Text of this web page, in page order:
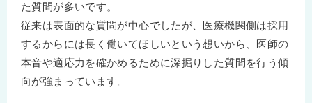
た質問が多いです。
従来は表面的な質問が中心でしたが、医療機関側は採用
するからには長く働いてほしいという想いから、医師の
本音や適応力を確かめるために深掘りした質問を行う傾
向が強まっています。